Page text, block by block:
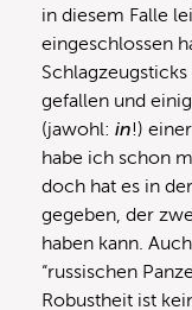
in diesem Falle
eingeschlossen
gefallen und
(jawohl: in!)
habe ich schon
doch hat es in
gegeben, der
haben kann.
“russischen
Robustheit ist